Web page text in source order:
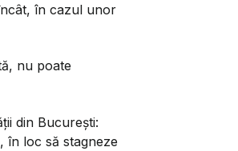
în cazul unor
nu poate
din București:
în loc să stagneze